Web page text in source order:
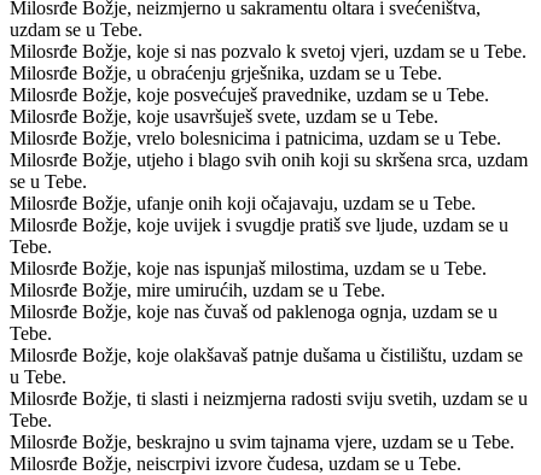
Milosrđe Božje, neizmjerno u sakramentu oltara i svećeništva,
uzdam se u Tebe.
Milosrđe Božje, koje si nas pozvalo k svetoj vjeri, uzdam se u Tebe.
Milosrđe Božje, u obraćenju grješnika, uzdam se u Tebe.
Milosrđe Božje, koje posvećuješ pravednike, uzdam se u Tebe.
Milosrđe Božje, koje usavršuješ svete, uzdam se u Tebe.
Milosrđe Božje, vrelo bolesnicima i patnicima, uzdam se u Tebe.
Milosrđe Božje, utjeho i blago svih onih koji su skršena srca, uzdam
se u Tebe.
Milosrđe Božje, ufanje onih koji očajavaju, uzdam se u Tebe.
Milosrđe Božje, koje uvijek i svugdje pratiš sve ljude, uzdam se u
Tebe.
Milosrđe Božje, koje nas ispunjaš milostima, uzdam se u Tebe.
Milosrđe Božje, mire umirućih, uzdam se u Tebe.
Milosrđe Božje, koje nas čuvaš od paklenoga ognja, uzdam se u
Tebe.
Milosrđe Božje, koje olakšavaš patnje dušama u čistilištu, uzdam se
u Tebe.
Milosrđe Božje, ti slasti i neizmjerna radosti sviju svetih, uzdam se u
Tebe.
Milosrđe Božje, beskrajno u svim tajnama vjere, uzdam se u Tebe.
Milosrđe Božje, neiscrpivi izvore čudesa, uzdam se u Tebe.